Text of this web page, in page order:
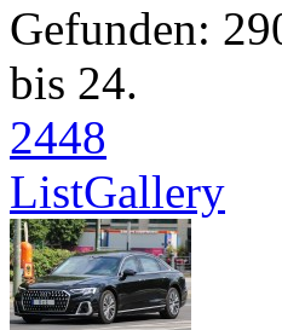
Gefunden:
bis 24.
2448
ListGallery